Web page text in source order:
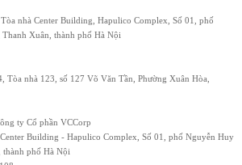
nhà Center Building, Hapulico Complex, Số 01, phố
Xuân, thành phố Hà Nội
Tòa nhà 123, số 127 Võ Văn Tần, Phường Xuân Hòa,
ty Cổ phần VCCorp
Building - Hapulico Complex, Số 01, phố Nguyễn Huy
phố Hà Nội